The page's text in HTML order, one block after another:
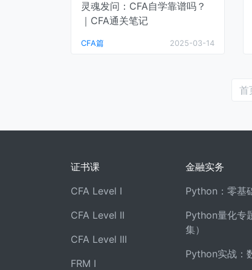
灵魂发问：CFA自学靠谱吗？
｜CFA通关笔记
CFA篇 2025-03-14
首
证书课
CFA Level I
CFA Level II
CFA Level III
FRM I
金融实务
Python：零基
Python量化专
集）
Python实战：